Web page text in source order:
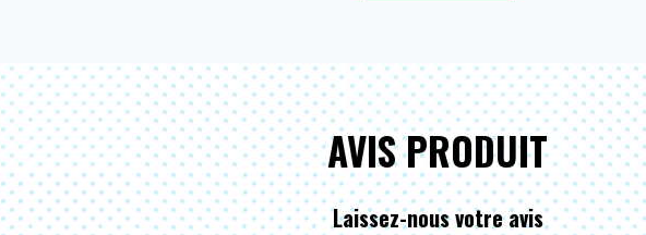
AVIS PRODUIT
Laissez-nous votre avis